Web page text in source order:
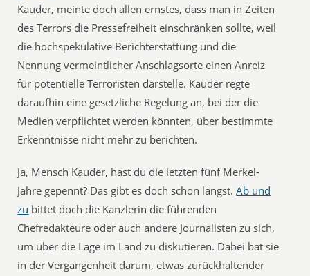
Kauder, meinte doch allen ernstes, dass man in Zeiten
des Terrors die Pressefreiheit einschränken sollte, weil
die hochspekulative Berichterstattung und die
Nennung vermeintlicher Anschlagsorte einen Anreiz
für potentielle Terroristen darstelle. Kauder regte
daraufhin eine gesetzliche Regelung an, bei der die
Medien verpflichtet werden könnten, über bestimmte
Erkenntnisse nicht mehr zu berichten.
Ja, Mensch Kauder, hast du die letzten fünf Merkel-
Jahre gepennt? Das gibt es doch schon längst.Ab und
zu bittet doch die Kanzlerin die führenden
Chefredakteure oder auch andere Journalisten zu sich,
um über die Lage im Land zu diskutieren. Dabei bat sie
in der Vergangenheit darum, etwas zurückhaltender